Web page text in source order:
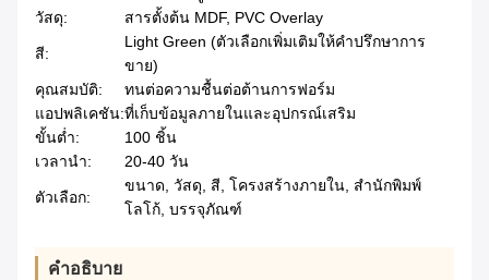
วัสดุ:
สารตั้งต้น MDF, PVC Overlay
สี:
Light Green (ตัวเลือกเพิ่มเติมให้คำปรึกษาการ
ขาย)
คุณสมบัติ:
ทนต่อความชื้นต่อต้านการฟอร์ม
แอปพลิเคชัน:ที่เก็บข้อมูลภายในและอุปกรณ์เสริม
ขั้นต่ำ:
100 ชิ้น
เวลานำ:
20-40 วัน
ตัวเลือก:
ขนาด, วัสดุ, สี, โครงสร้างภายใน, สำนักพิมพ์
โลโก้, บรรจุภัณฑ์
คําอธิบาย